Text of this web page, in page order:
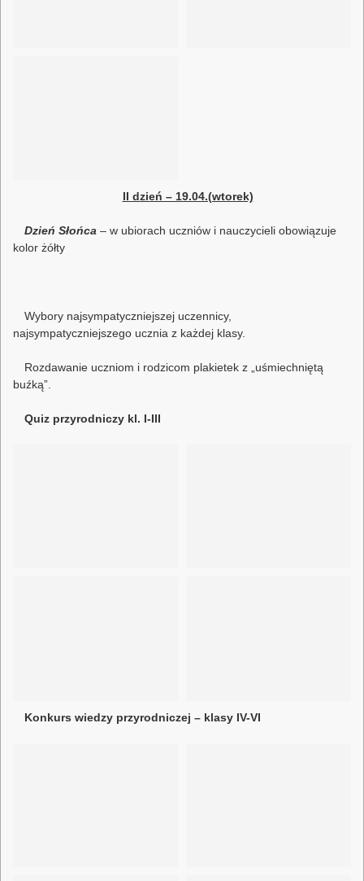
II dzień – 19.04.(wtorek)
Dzień Słońca – w ubiorach uczniów i nauczycieli obowiązuje
kolor żółty
Wybory najsympatyczniejszej uczennicy,
najsympatyczniejszego ucznia z każdej klasy.
Rozdawanie uczniom i rodzicom plakietek z „uśmiechniętą
buźką”.
Quiz przyrodniczy kl. I-III
Konkurs wiedzy przyrodniczej – klasy IV-VI